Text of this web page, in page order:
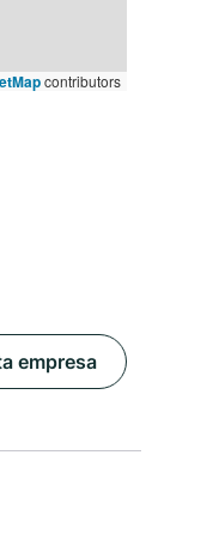
contributors
empresa